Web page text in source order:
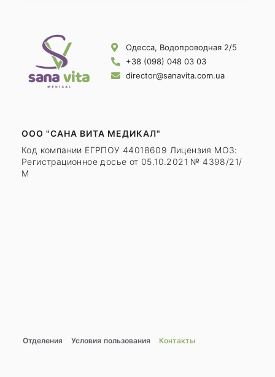
Одесса, Водопроводная 2/5
+38 (098) 048 03 03
director@sanavita.com.ua
ООО "САНА ВИТА МЕДИКАЛ"
Код компании ЕГРПОУ 44018609 Лицензия МОЗ:
Регистрационное досье от 05.10.2021 № 4398/21/
М
Отделения Условия пользования Контакты